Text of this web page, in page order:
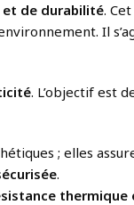
de durabilité.
Il
. L’objectif est
; elles
.
thermique